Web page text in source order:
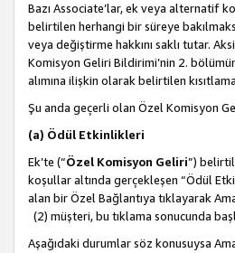
Bazı Associate’lar, ek veya alternatif
belirtilen herhangi bir süreye
veya değiştirme hakkını saklı tutar.
Komisyon Geliri Bildirimi’nin 2.
alımına ilişkin olarak belirtilen
Şu anda geçerli olan Özel Komisyon
(a) Ödül Etkinlikleri
Ek’te (“Özel Komisyon Geliri”)
koşullar altında gerçekleşen “Ödül
alan bir Özel Bağlantıya tıklayarak
(2) müşteri, bu tıklama sonucunda
Aşağıdaki durumlar söz konusuysa